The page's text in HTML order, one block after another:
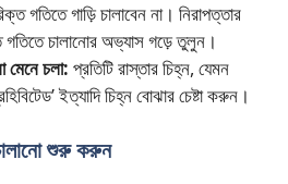
গতিতে গাড়ি চালাবেন না। নিরাপত্তার
চালানোর অভ্যাস গড়ে তুলুন।
মেনে চলা: প্রতিটি রাস্তার চিহ্ন, যেমন
ইত্যাদি চিহ্ন বোঝার চেষ্টা করুন।
শুরু করুন